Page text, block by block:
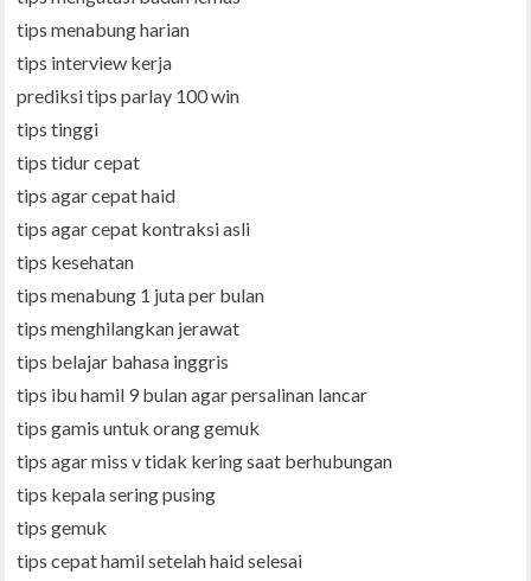
tips menabung harian
tips interview kerja
prediksi tips parlay 100 win
tips tinggi
tips tidur cepat
tips agar cepat haid
tips agar cepat kontraksi asli
tips kesehatan
tips menabung 1 juta per bulan
tips menghilangkan jerawat
tips belajar bahasa inggris
tips ibu hamil 9 bulan agar persalinan lancar
tips gamis untuk orang gemuk
tips agar miss v tidak kering saat berhubungan
tips kepala sering pusing
tips gemuk
tips cepat hamil setelah haid selesai